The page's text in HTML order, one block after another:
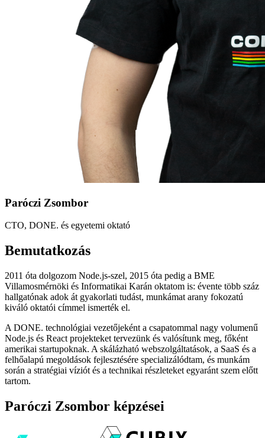
Paróczi Zsombor
CTO, DONE. és egyetemi oktató
Bemutatkozás
2011 óta dolgozom Node.js-szel, 2015 óta pedig a BME
Villamosmérnöki és Informatikai Karán oktatom is: évente több száz
hallgatónak adok át gyakorlati tudást, munkámat arany fokozatú
kiváló oktatói címmel ismerték el.
A DONE. technológiai vezetőjeként a csapatommal nagy volumenű
Node.js és React projekteket tervezünk és valósítunk meg, főként
amerikai startupoknak. A skálázható webszolgáltatások, a SaaS és a
felhőalapú megoldások fejlesztésére specializálódtam, és munkám
során a stratégiai víziót és a technikai részleteket egyaránt szem előtt
tartom.
Paróczi Zsombor képzései